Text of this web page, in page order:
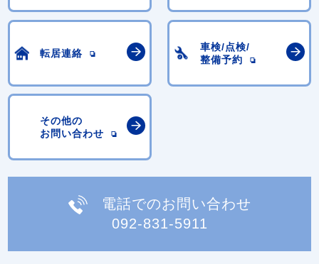
転居連絡
車検/点検/
整備予約
その他の
お問い合わせ
電話でのお問い合わせ
092-831-5911